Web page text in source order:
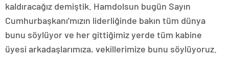
kaldıracağız demiştik. Hamdolsun bugün Sayın
Cumhurbaşkanı’mızın liderliğinde bakın tüm dünya
bunu söylüyor ve her gittiğimiz yerde tüm kabine
üyesi arkadaşlarımıza, vekillerimize bunu söylüyoruz.